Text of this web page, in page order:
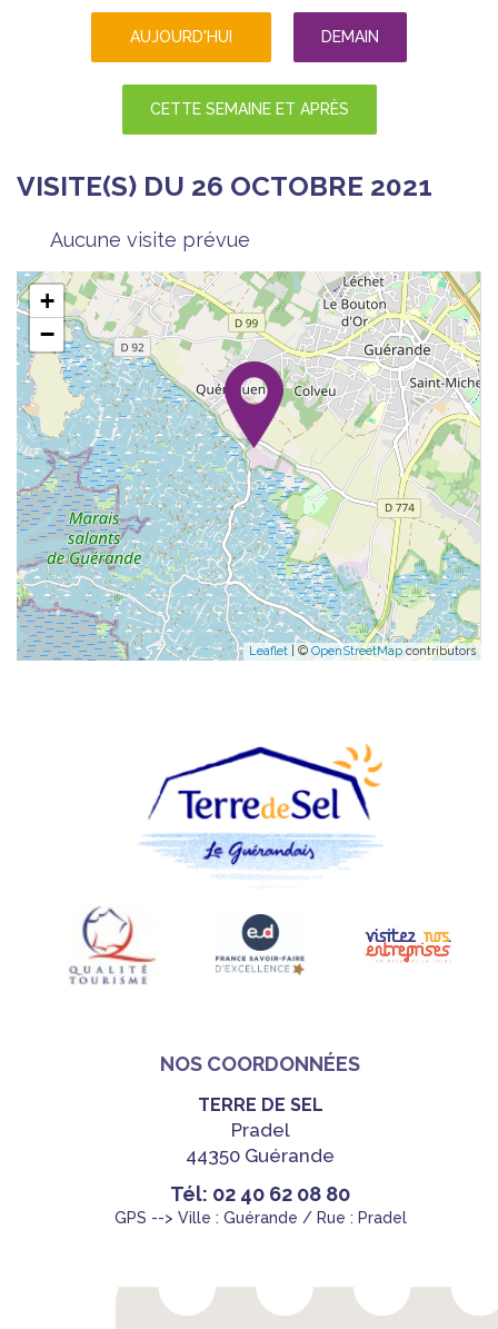
AUJOURD'HUI DEMAIN
CETTE SEMAINE ET APRÈS
VISITE(S) DU 26 OCTOBRE 2021
Aucune visite prévue
+
−
Leaflet | © OpenStreetMapcontributors
NOS COORDONNÉES
TERRE DE SEL
Pradel
44350 Guérande
Tél: 02 40 62 08 80
GPS --> Ville : Guérande / Rue : Pradel